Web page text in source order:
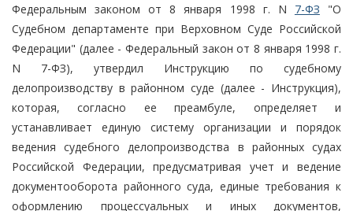
Федеральным законом от 8 января 1998 г. N 7-ФЗ "О
Судебном департаменте при Верховном Суде Российской
Федерации" (далее - Федеральный закон от 8 января 1998 г.
N 7-ФЗ), утвердил Инструкцию по судебному
делопроизводству в районном суде (далее - Инструкция),
которая, согласно ее преамбуле, определяет и
устанавливает единую систему организации и порядок
ведения судебного делопроизводства в районных судах
Российской Федерации, предусматривая учет и ведение
документооборота районного суда, единые требования к
оформлению процессуальных и иных документов,